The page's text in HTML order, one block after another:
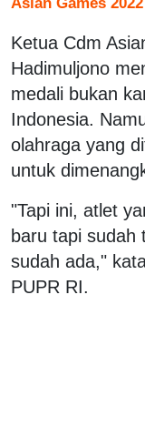
Ketua Cdm
Hadimuljono
medali bukan
Indonesia.
olahraga yang
untuk
"Tapi ini, atlet
baru tapi sudah
sudah ada,"
PUPR RI.